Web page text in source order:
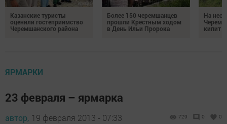
Казанские туристы
оценили гостеприимство
Черемшанского района
Более 150 черемшанцев
прошли Крестным ходом
в День Ильи Пророка
На
кипит
ЯРМАРКИ
23 февраля – ярмарка
автор, 19 февраля 2013 - 07:33 729 0 0